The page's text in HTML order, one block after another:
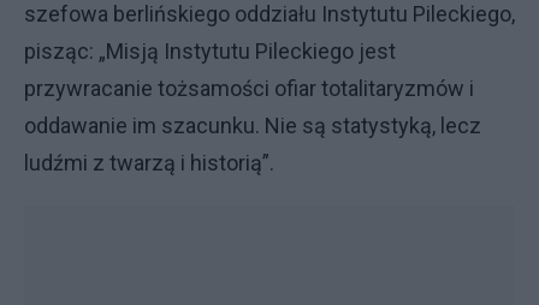
szefowa berlińskiego oddziału Instytutu Pileckiego,
pisząc: „Misją Instytutu Pileckiego jest
przywracanie tożsamości ofiar totalitaryzmów i
oddawanie im szacunku. Nie są statystyką, lecz
ludźmi z twarzą i historią”.